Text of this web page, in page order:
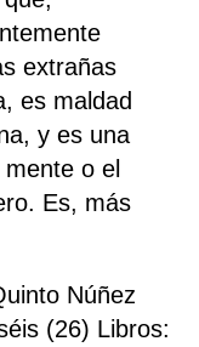
extrañas
es maldad
y es una
o el
Es, más
Núñez
(26) Libros: